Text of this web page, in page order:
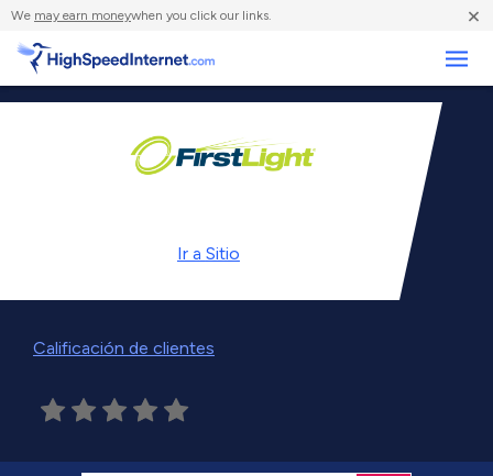
We may earn moneywhen you click our links. ×
Ir a Sitio
Calificación de clientes